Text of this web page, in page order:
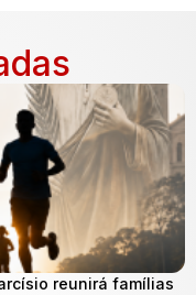
reunirá famílias